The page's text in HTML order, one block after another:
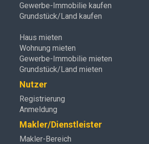
Gewerbe-Immobilie kaufen
Grundstück/Land kaufen
Haus mieten
Wohnung mieten
Gewerbe-Immobilie mieten
Grundstück/Land mieten
Nutzer
Registrierung
Anmeldung
Makler/Dienstleister
Makler-Bereich